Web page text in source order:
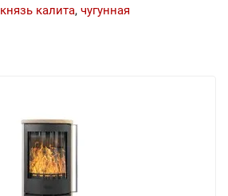
князь калита, чугунная